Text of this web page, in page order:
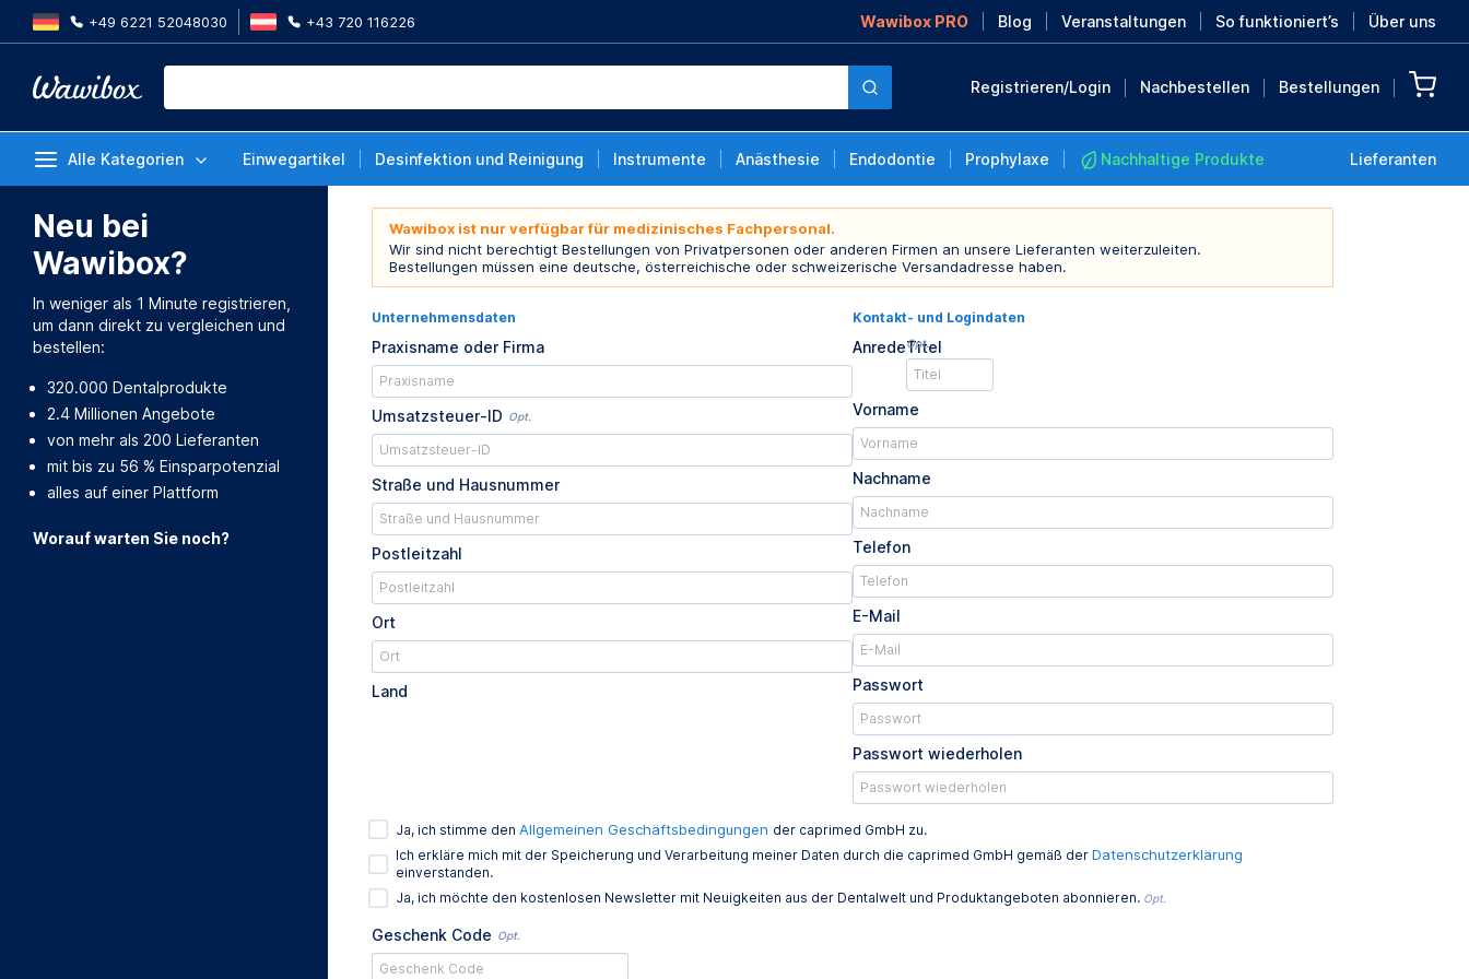
+49 6221 52048030 +43 720 116226 Wawibox PRO Blog Veranstaltungen So funktioniert’s Über uns
Registrieren/Login Nachbestellen Bestellungen
Alle Kategorien Einwegartikel Desinfektion und Reinigung Instrumente Anästhesie Endodontie Prophylaxe Nachhaltige Produkte Lieferanten
MEHR ENTDECKEN
Neu bei
Wawibox?
In weniger als 1 Minute registrieren,
um dann direkt zu vergleichen und
bestellen:
320.000 Dentalprodukte
2.4 Millionen Angebote
von mehr als 200 Lieferanten
mit bis zu 56 % Einsparpotenzial
alles auf einer Plattform
Worauf warten Sie noch?
Wawibox ist nur verfügbar für medizinisches Fachpersonal.
Wir sind nicht berechtigt Bestellungen von Privatpersonen oder anderen Firmen an unsere Lieferanten weiterzuleiten.
Bestellungen müssen eine deutsche, österreichische oder schweizerische Versandadresse haben.
Unternehmensdaten
Praxisname oder Firma
Umsatzsteuer-ID Opt.
Straße und Hausnummer
Postleitzahl
Ort
Land
Kontakt- und Logindaten
AnredeTitel
Opt.
Vorname
Nachname
Telefon
E-Mail
Passwort
Passwort wiederholen
Ja, ich stimme den Allgemeinen Geschäftsbedingungen der caprimed GmbH zu.
Ich erkläre mich mit der Speicherung und Verarbeitung meiner Daten durch die caprimed GmbH gemäß der Datenschutzerklärung
einverstanden.
Ja, ich möchte den kostenlosen Newsletter mit Neuigkeiten aus der Dentalwelt und Produktangeboten abonnieren. Opt.
Geschenk Code Opt.